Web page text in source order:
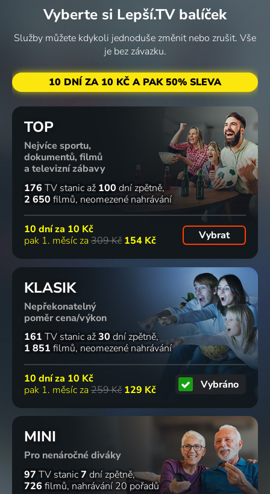
Vyberte si Lepší.TV balíček
Služby můžete kdykoli jednoduše změnit nebo zrušit. Vše
je bez závazku.
10 DNÍ ZA 10 KČ A PAK 50% SLEVA
TOP
Nejvíce sportu,
dokumentů, filmů
a televizní zábavy
176 TV stanic až 100 dní zpětně
2 650 filmů neomezené nahrávání
10 dní za 10 Kč
pak 1. měsíc za 309 Kč 154 Kč Vybrat
KLASIK
Nepřekonatelný
poměr cena/výkon
161 TV stanic až30 dní zpětně
1 851 filmů neomezené nahrávání
10 dní za 10 Kč
pak 1. měsíc za 259 Kč 129 Kč Vybráno
MINI
Pro nenáročné diváky
97 TV stanic7 dní zpětně
726 filmů nahrávání 20 pořadů